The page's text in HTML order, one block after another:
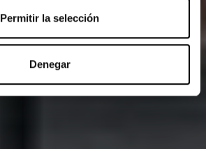
Permitir la selección
Denegar